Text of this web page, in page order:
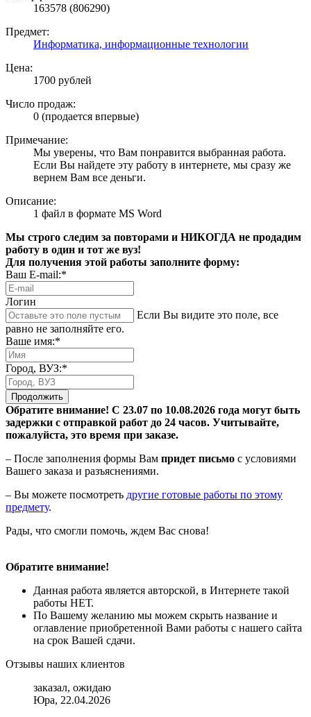
163578 (806290)
Предмет:
Информатика, информационные технологии
Цена:
1700 рублей
Число продаж:
0 (продается впервые)
Примечание:
Мы уверены, что Вам понравится выбранная работа.
Если Вы найдете эту работу в интернете, мы сразу же
вернем Вам все деньги.
Описание:
1 файл в формате MS Word
Мы строго следим за повторами и НИКОГДА не продадим
работу в один и тот же вуз!
Для получения этой работы заполните форму:
Ваш E-mail:*
Логин
Если Вы видите это поле, все
равно не заполняйте его.
Ваше имя:*
Город, ВУЗ:*
Продолжить
Обратите внимание! С 23.07 по 10.08.2026 года могут быть
задержки с отправкой работ до 24 часов. Учитывайте,
пожалуйста, это время при заказе.
– После заполнения формы Вам придет письмо с условиями
Вашего заказа и разъяснениями.
– Вы можете посмотреть другие готовые работы по этому
предмету.
Рады, что смогли помочь, ждем Вас снова!
Обратите внимание!
Данная работа является авторской, в Интернете такой
работы НЕТ.
По Вашему желанию мы можем скрыть название и
оглавление приобретенной Вами работы с нашего сайта
на срок Вашей сдачи.
Отзывы наших клиентов
заказал, ожидаю
Юра, 22.04.2026